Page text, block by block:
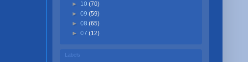
► 10(70)
►09(59)
►08(65)
►07(12)
Labels